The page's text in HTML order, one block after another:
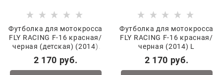
Футболка для мотокросса
FLY RACING F-16 красная/
черная (детская) (2014)
YXL
2 170 руб.
Футболка для мотокросса
FLY RACING F-16 красная/
черная (2014) L
2 170 руб.